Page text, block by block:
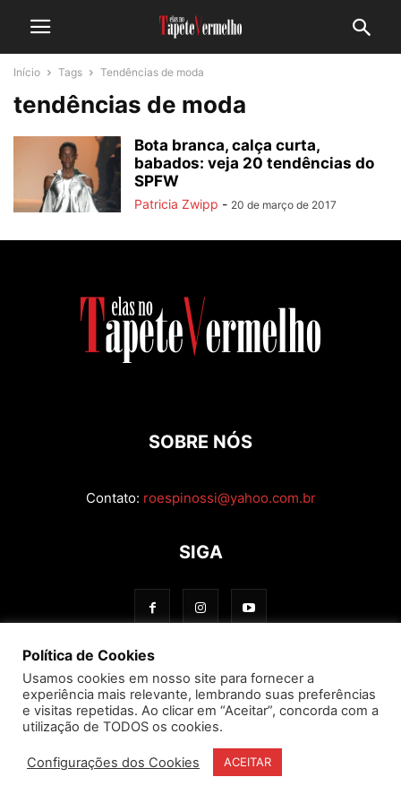
Início Tags Tendências de moda
tendências de moda
Bota branca, calça curta,
babados: veja 20 tendências do
SPFW
Patricia Zwipp - 20 de março de 2017
SOBRE NÓS
Contato: roespinossi@yahoo.com.br
SIGA
Política de Cookies
Usamos cookies em nosso site para fornecer a
experiência mais relevante, lembrando suas preferências
e visitas repetidas. Ao clicar em “Aceitar”, concorda com a
utilização de TODOS os cookies.
Configurações dos Cookies ACEITAR